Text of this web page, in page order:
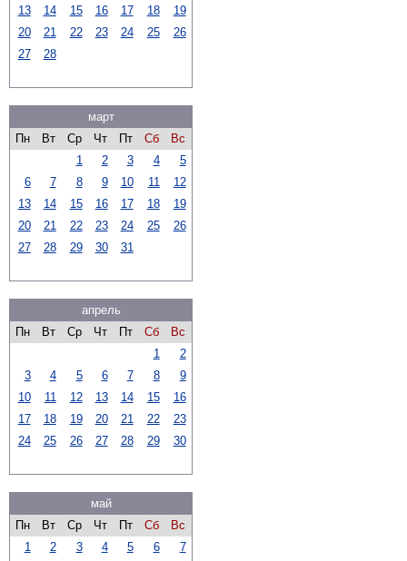
13
14 15 16 17 18
19
20
21 22 23 24 25
26
27
28
март
Пн
Вт Ср Чт Пт Сб
Вс
1
2 3 4
5
6
7 8 9 10 11
12
13
14 15 16 17 18
19
20
21 22 23 24 25
26
27
28 29 30 31
апрель
Пн
Вт Ср Чт Пт Сб
Вс
1
2
3
4 5 6 7 8
9
10
11 12 13 14 15
16
17
18 19 20 21 22
23
24
25 26 27 28 29 30
май
Пн
Вт Ср Чт Пт Сб
Вс
1
2 3 4 5 6
7